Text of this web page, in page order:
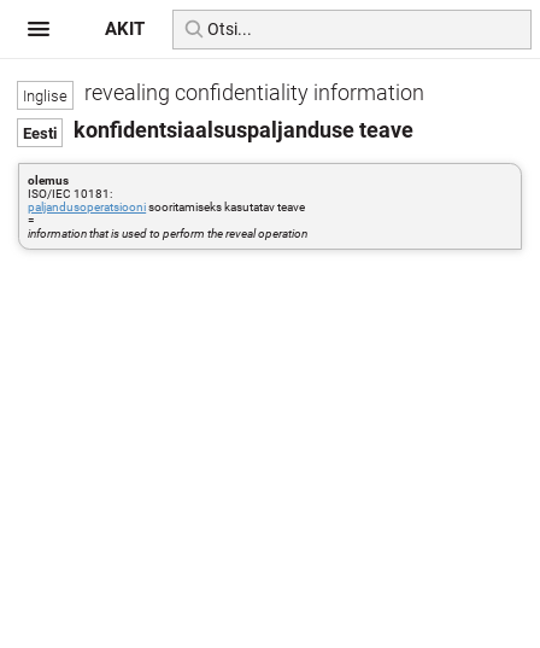
revealing confidentiality information
konfidentsiaalsuspaljanduse teave
olemus
ISO/IEC 10181:
paljandusoperatsioonisooritamiseks kasutatav teave
=
information that is used to perform the reveal operation
AKIT